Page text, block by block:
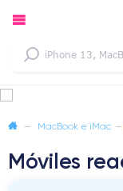
— MacBook e iMac —
Móviles